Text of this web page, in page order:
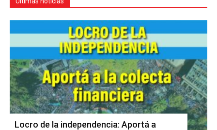
Locro de la independencia: Aportá a